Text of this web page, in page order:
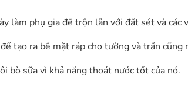
làm phụ gia để trộn lẫn với đất sét và các
tạo ra bề mặt ráp cho tường và trần
bò sữa vì khả năng thoát nước tốt của nó.